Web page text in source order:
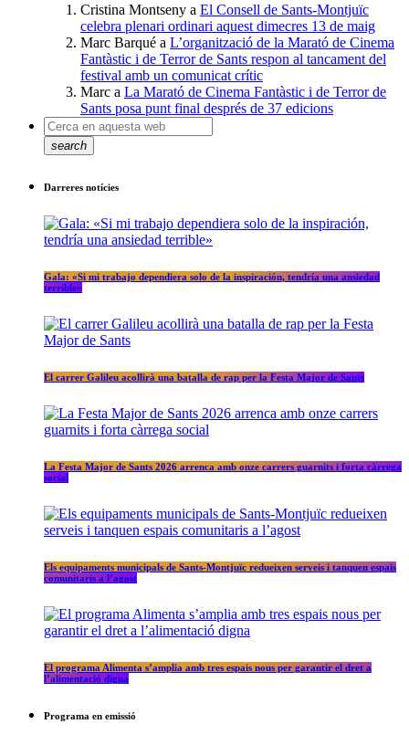
Cristina Montseny a El Consell de Sants-Montjuïc
celebra plenari ordinari aquest dimecres 13 de maig
Marc Barqué a L’organització de la Marató de Cinema
Fantàstic i de Terror de Sants respon al tancament del
festival amb un comunicat crític
Marc a La Marató de Cinema Fantàstic i de Terror de
Sants posa punt final després de 37 edicions
search
Darreres notícies
Gala: «Si mi trabajo dependiera solo de la inspiración, tendría una ansiedad
terrible»
El carrer Galileu acollirà una batalla de rap per la Festa Major de Sants
La Festa Major de Sants 2026 arrenca amb onze carrers guarnits i forta càrrega
social
Els equipaments municipals de Sants-Montjuïc redueixen serveis i tanquen espais
comunitaris a l’agost
El programa Alimenta s’amplia amb tres espais nous per garantir el dret a
l’alimentació digna
Programa en emissió